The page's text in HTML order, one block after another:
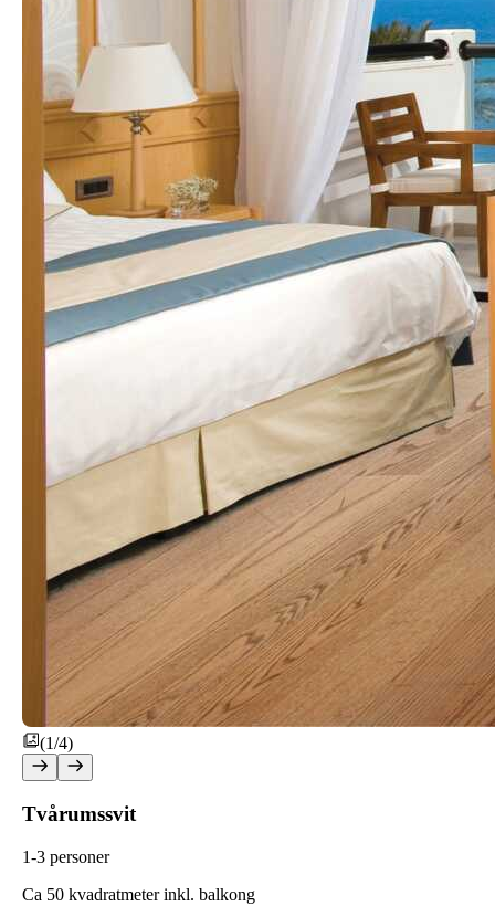
(1/4)
Tvårumssvit
1-3 personer
Ca 50 kvadratmeter inkl. balkong